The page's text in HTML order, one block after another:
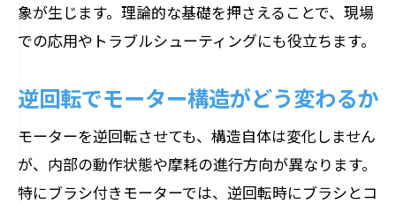
象が生じます。理論的な基礎を押さえることで、現場
での応用やトラブルシューティングにも役立ちます。
逆回転でモーター構造がどう変わるか
モーターを逆回転させても、構造自体は変化しません
が、内部の動作状態や摩耗の進行方向が異なります。
特にブラシ付きモーターでは、逆回転時にブラシとコ